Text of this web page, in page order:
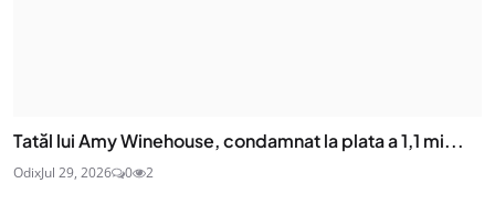
Tatăl lui Amy Winehouse, condamnat la plata a 1,1 mi...
OdixJul 29, 2026 0 2